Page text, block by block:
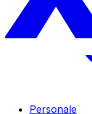
Personale